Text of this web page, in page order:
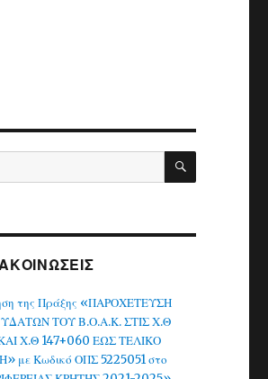
SEARCH
της Πράξης «ΠΑΡΟΧΕΤΕΥΣΗ
ΤΟΥ Β.Ο.Α.Κ. ΣΤΙΣ Χ.Θ
Χ.Θ 147+060 ΕΩΣ ΤΕΛΙΚΟ
με Κωδικό ΟΠΣ 5225051 στο